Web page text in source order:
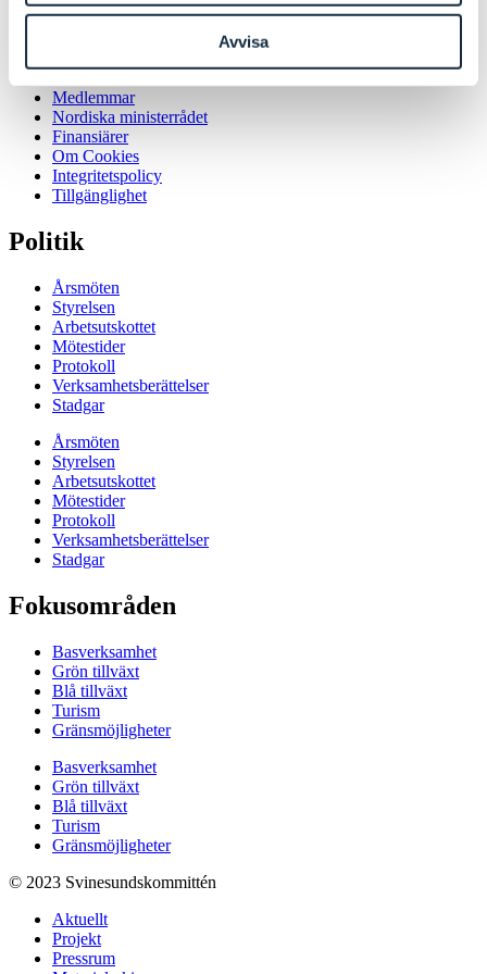
Avvisa
Om Cookies
Medlemmar
Nordiska ministerrådet
Finansiärer
Om Cookies
Integritetspolicy
Tillgänglighet
Politik
Årsmöten
Styrelsen
Arbetsutskottet
Mötestider
Protokoll
Verksamhetsberättelser
Stadgar
Årsmöten
Styrelsen
Arbetsutskottet
Mötestider
Protokoll
Verksamhetsberättelser
Stadgar
Fokusområden
Basverksamhet
Grön tillväxt
Blå tillväxt
Turism
Gränsmöjligheter
Basverksamhet
Grön tillväxt
Blå tillväxt
Turism
Gränsmöjligheter
© 2023 Svinesundskommittén
Aktuellt
Projekt
Pressrum